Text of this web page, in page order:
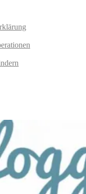
Mamablog
mit drei Kindern